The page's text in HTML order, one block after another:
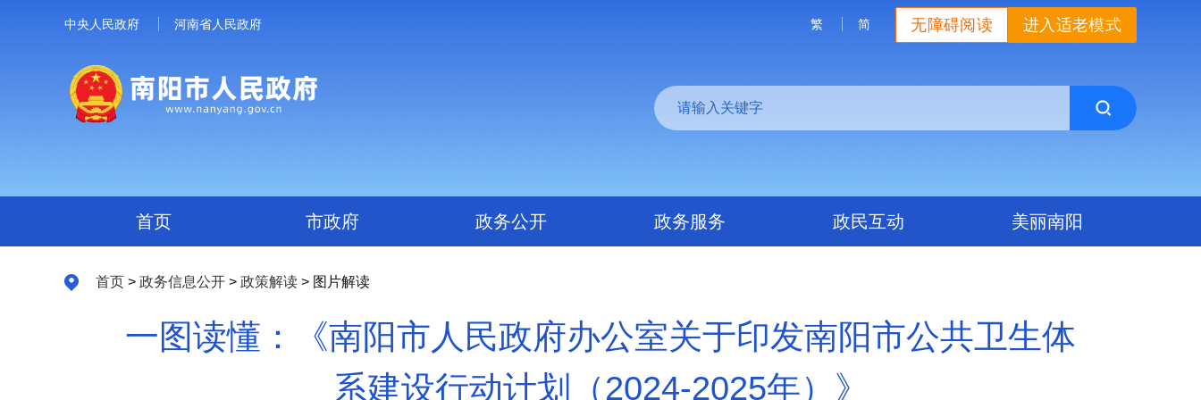
中央人民政府 河南省人民政府 进入适老模式
无障碍阅读
繁 简
首页 市政府 政务公开 政务服务 政民互动 美丽南阳
首页 > 政务信息公开 > 政策解读 > 图片解读
一图读懂：《南阳市人民政府办公室关于印发南阳市公共卫生体
系建设行动计划（2024-2025年）》